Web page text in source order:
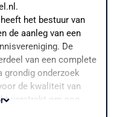
in de kleur
met het eveneens
uitstraling. De
armaturen met een
De onderbouw is
en er zijn
van de
banen opgeleverd
het bestuur van
de aanleg van een
De
van een complete
grondig onderzoek
de kwaliteit van
verstrekt om nog